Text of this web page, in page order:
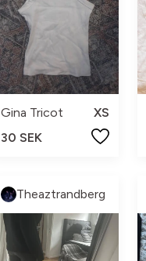
Gina Tricot
XS
30 SEK
Theaztrandberg